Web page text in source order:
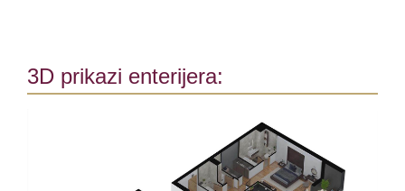
3D prikazi enterijera: